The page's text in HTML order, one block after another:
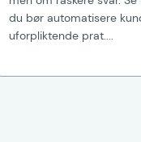
du bør automatisere
uforpliktende prat....